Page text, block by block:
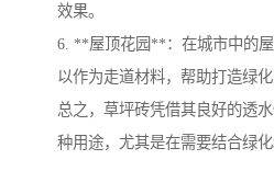
效果。
6. **屋顶花园**：在城市中的
以作为走道材料，帮助打造绿化
总之，草坪砖凭借其良好的透
种用途，尤其是在需要结合绿化